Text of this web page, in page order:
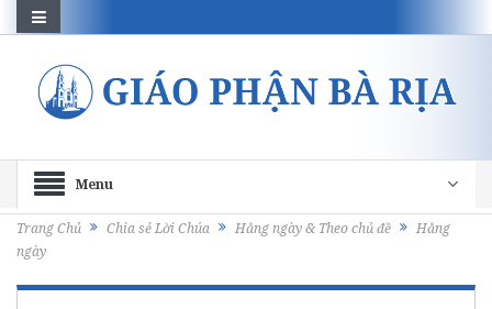
Menu
Trang Chủ Chia sẻ Lời Chúa Hằng ngày & Theo chủ đề
Hằng
ngày